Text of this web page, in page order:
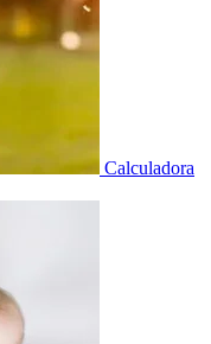
Calculadora